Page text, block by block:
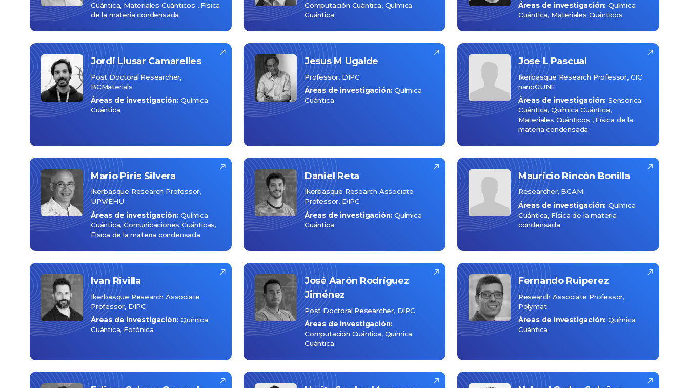
Cuántica Materiales Cuánticos
Física
de la materia condensada
Computación Cuántica Química
Cuántica
Áreas de investigación: Química
Cuántica Materiales Cuánticos
Jordi Llusar Camarelles
Post Doctoral Researcher,
BCMaterials
Áreas de investigación: Química
Cuántica
JesusM Ugalde
Professor, DIPC
Áreas de investigación: Química
Cuántica
Jose I.Pascual
Ikerbasque Research Professor, CIC
nanoGUNE
Áreas de investigación: Sensórica
Cuántica Química Cuántica
Materiales Cuánticos
Física de la
materia condensada
MarioPiris Silvera
Ikerbasque Research Professor,
UPV/EHU
Áreas de investigación: Química
Cuántica Comunicaciones Cuánticas
Física de la materia condensada
DanielReta
Ikerbasque Research Associate
Professor, DIPC
Áreas de investigación: Química
Cuántica
Mauricio Rincón Bonilla
Researcher, BCAM
Áreas de investigación: Química
Cuántica Física de la materia
condensada
Ivan Rivilla
Ikerbasque Research Associate
Professor, DIPC
Áreas de investigación: Química
Cuántica Fotónica
José Aarón Rodríguez
Jiménez
Post Doctoral Researcher, DIPC
Áreas de investigación:
Computación Cuántica Química
Cuántica
Fernando Ruiperez
Research Associate Professor,
Polymat
Áreas de investigación: Química
Cuántica